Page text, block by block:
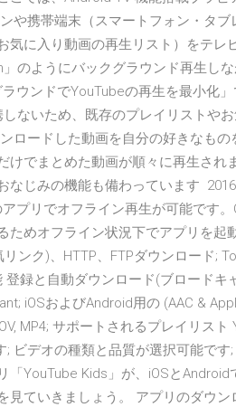
や携帯端末（スマートフォン・タブ
に入り動画の再生リスト）をテレ
のようにバックグラウンド再生し
ウンドでYouTubeの再生を最小化」
ないため、既存のプレイリストや
ロードした動画を自分の好きなもの
けでまとめた動画が順々に再生され
なじみの機能も備わっています
プリでオフライン再生が可能です
ためオフライン状況下でアプリを起
ンク)、HTTP、FTPダウンロード;
録と自動ダウンロード(ブロードキ
iOSおよびAndroid用の (AAC &
MP4; サポートされるプレイリスト
ビデオの種類と品質が選択可能です
YouTube Kids」が、iOSとAndroid
ていきましょう。 アプリのダウン